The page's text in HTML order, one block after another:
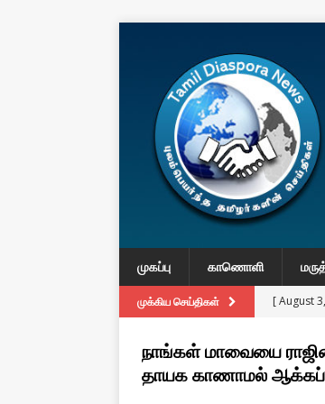
முகப்பு காணொளி
முக்கிய செய்திகள் [ August
[ August
நாங்கள் மாவையை
தாயக காணாமல்